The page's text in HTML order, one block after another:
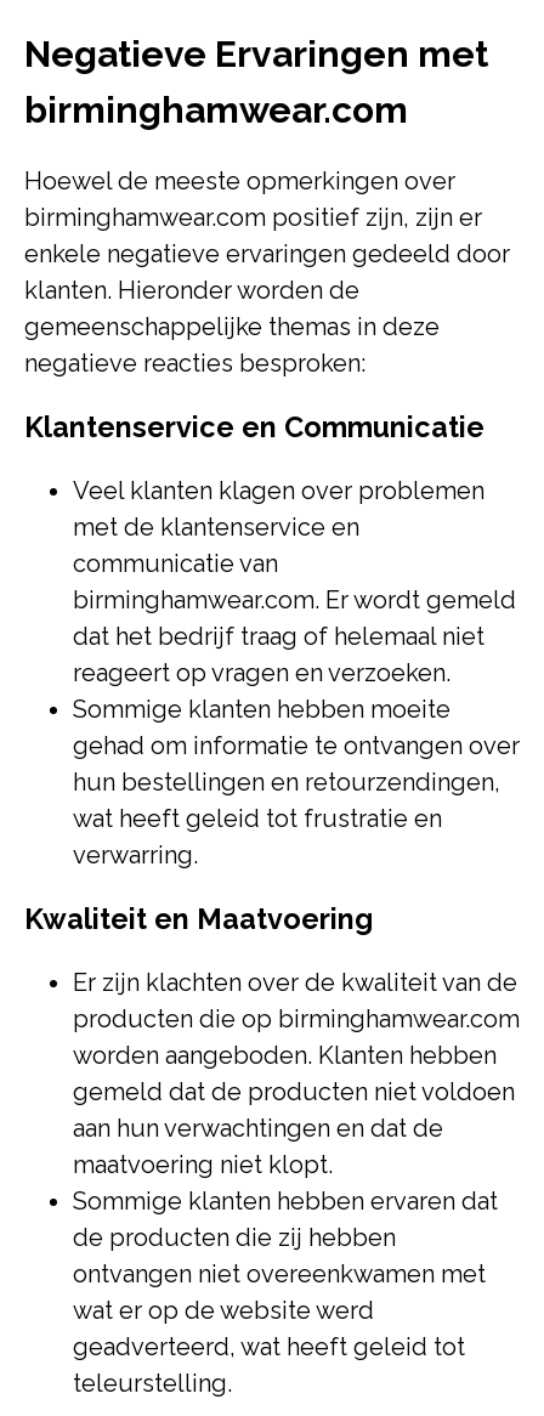
Negatieve Ervaringen met
birminghamwear.com
Hoewel de meeste opmerkingen over
birminghamwear.com positief zijn, zijn er
enkele negatieve ervaringen gedeeld door
klanten. Hieronder worden de
gemeenschappelijke themas in deze
negatieve reacties besproken:
Klantenservice en Communicatie
Veel klanten klagen over problemen
met de klantenservice en
communicatie van
birminghamwear.com. Er wordt gemeld
dat het bedrijf traag of helemaal niet
reageert op vragen en verzoeken.
Sommige klanten hebben moeite
gehad om informatie te ontvangen over
hun bestellingen en retourzendingen,
wat heeft geleid tot frustratie en
verwarring.
Kwaliteit en Maatvoering
Er zijn klachten over de kwaliteit van de
producten die op birminghamwear.com
worden aangeboden. Klanten hebben
gemeld dat de producten niet voldoen
aan hun verwachtingen en dat de
maatvoering niet klopt.
Sommige klanten hebben ervaren dat
de producten die zij hebben
ontvangen niet overeenkwamen met
wat er op de website werd
geadverteerd, wat heeft geleid tot
teleurstelling.